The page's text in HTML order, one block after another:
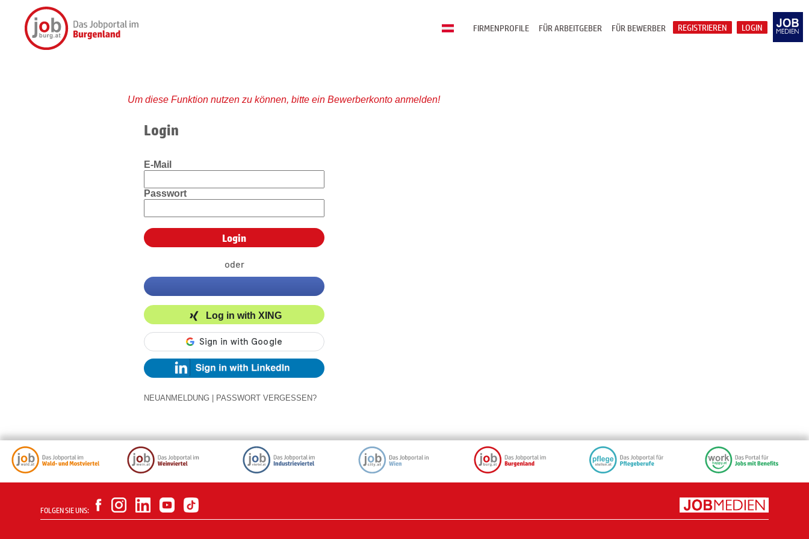
LOGIN
REGISTRIEREN
FÜR BEWERBER
FÜR ARBEITGEBER
FIRMENPROFILE
Um diese Funktion nutzen zu können, bitte ein Bewerberkonto anmelden!
Login
E-Mail
Passwort
oder
Log in with XING
NEUANMELDUNG PASSWORT VERGESSEN?
FOLGEN SIE UNS: